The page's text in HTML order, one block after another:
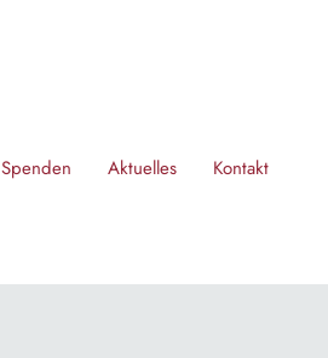
Spenden Aktuelles Kontakt